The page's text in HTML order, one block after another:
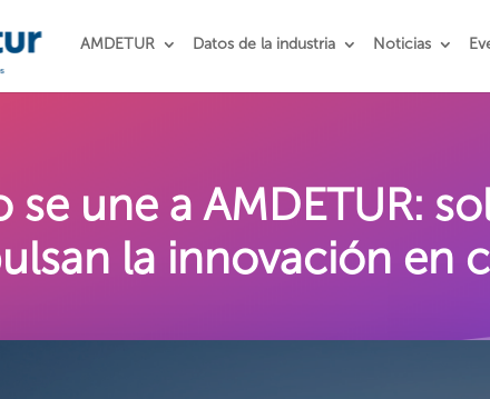
AMDETUR Datos de la industria Noticias
se une a AMDETUR:
la innovación en